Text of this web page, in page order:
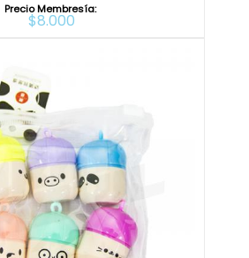
Precio Membresía:
$8.000